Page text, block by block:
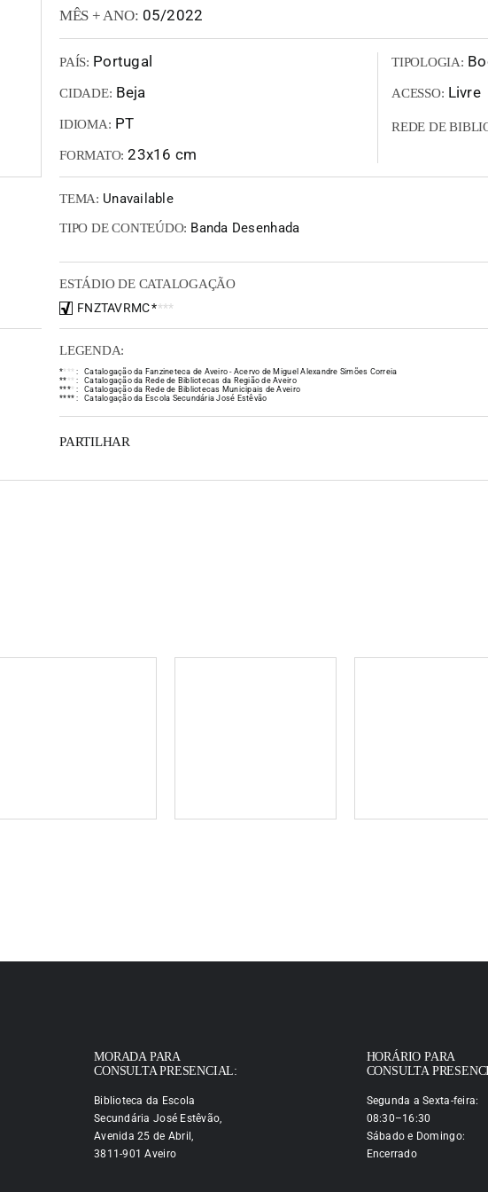
MÊS + ANO: 05/2022
PAÍS: Portugal
CIDADE: Beja
IDIOMA: PT
FORMATO: 23x16 cm
TIPOLOGIA:
ACESSO: Livre
REDE DE
TEMA: Unavailable
TIPO DE CONTEÚDO: Banda Desenhada
ESTÁDIO DE CATALOGAÇÃO
FNZTAVRMC****
LEGENDA:
** * * :
Catalogação da Fanzineteca de Aveiro - Acervo de Miguel Alexandre Simões Correia
** * * :
Catalogação da Rede de Bibliotecas da Região de Aveiro
**** :
Catalogação da Rede de Bibliotecas Municipais de Aveiro
**** : Catalogação da Escola Secundária José Estêvão
PARTILHAR
MORADA PARA
CONSULTA PRESENCIAL:
Biblioteca da Escola
Secundária José Estêvão,
Avenida 25 de Abril,
3811-901 Aveiro
HORÁRIO PARA
CONSULTA
Segunda a Sexta-feira:
08:30–16:30
Sábado e Domingo:
Encerrado